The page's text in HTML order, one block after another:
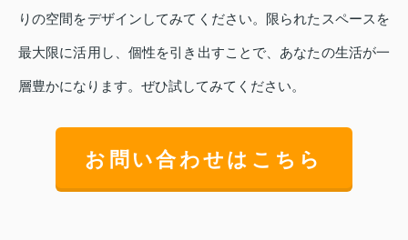
りの空間をデザインしてみてください。限られたスペースを
最大限に活用し、個性を引き出すことで、あなたの生活が一
層豊かになります。ぜひ試してみてください。
お問い合わせはこちら